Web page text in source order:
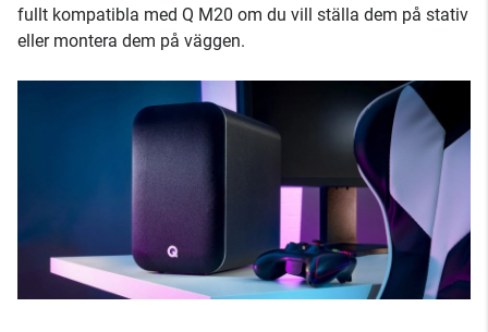
fullt kompatibla med Q M20 om du vill ställa dem på stativ
eller montera dem på väggen.